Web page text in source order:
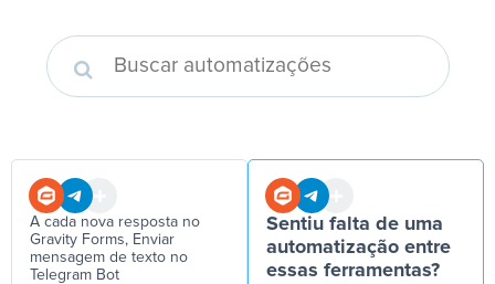
A cada nova resposta no
Gravity Forms, Enviar
mensagem de texto no
Telegram Bot
Sentiu falta de uma
automatização entre
essas ferramentas?